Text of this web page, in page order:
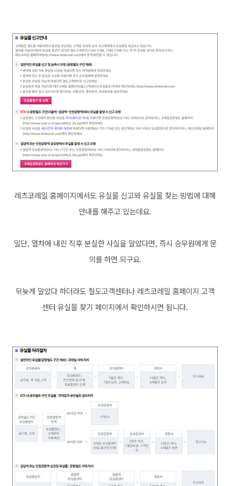
레츠코레일 홈페이지에서도 유실물 신고와 유실물 찾는 방법에 대해
안내를 해주고 있는데요.
일단, 열차에 내린 직후 분실한 사실을 알았다면, 즉시 승무원에게 문
의를 하면 되구요.
뒤늦게 알았다 하더라도 철도고객센터나 레츠코레일 홈페이지 고객
센터 유실물 찾기 페이지에서 확인하시면 됩니다.